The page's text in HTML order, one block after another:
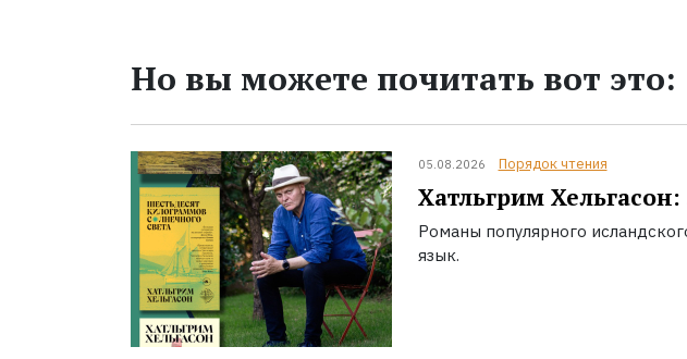
Но вы можете почитать вот это:
05.08.2026 Порядок чтения
Хатльгрим
Романы популярного
язык.